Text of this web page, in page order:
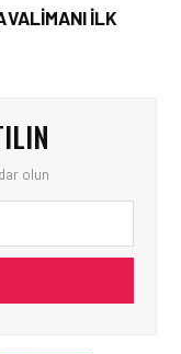
İLK
olun